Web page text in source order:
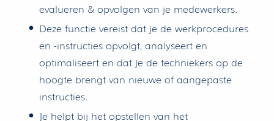
evalueren & opvolgen van je medewerkers.
Deze functie vereist dat je de werkprocedures
en -instructies opvolgt, analyseert en
optimaliseert en dat je de techniekers op de
hoogte brengt van nieuwe of aangepaste
instructies.
Je helpt bij het opstellen van het